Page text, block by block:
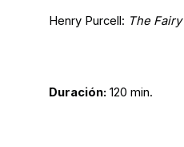
Henry Purcell: The
Duración: 120 min.